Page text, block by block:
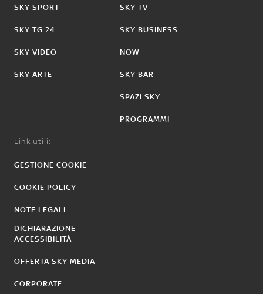
SKY SPORT
SKY TG 24
SKY VIDEO
SKY ARTE
SKY TV
SKY BUSINESS
NOW
SKY BAR
SPAZI SKY
PROGRAMMI
Link utili:
GESTIONE COOKIE
COOKIE POLICY
NOTE LEGALI
DICHIARAZIONE
ACCESSIBILITÀ
OFFERTA SKY MEDIA
CORPORATE